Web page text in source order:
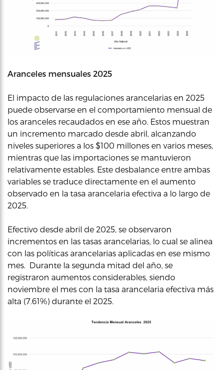
Aranceles mensuales 2025
El impacto de las regulaciones arancelarias en 2025
puede observarse en el comportamiento mensual de
los aranceles recaudados en ese año. Estos muestran
un incremento marcado desde abril, alcanzando
niveles superiores a los $100 millones en varios meses,
mientras que las importaciones se mantuvieron
relativamente estables. Este desbalance entre ambas
variables se traduce directamente en el aumento
observado en la tasa arancelaria efectiva a lo largo de
2025.
Efectivo desde abril de 2025, se observaron
incrementos en las tasas arancelarias, lo cual se alinea
con las políticas arancelarias aplicadas en ese mismo
mes. Durante la segunda mitad del año, se
registraron aumentos considerables, siendo
noviembre el mes con la tasa arancelaria efectiva más
alta (7.61%) durante el 2025.